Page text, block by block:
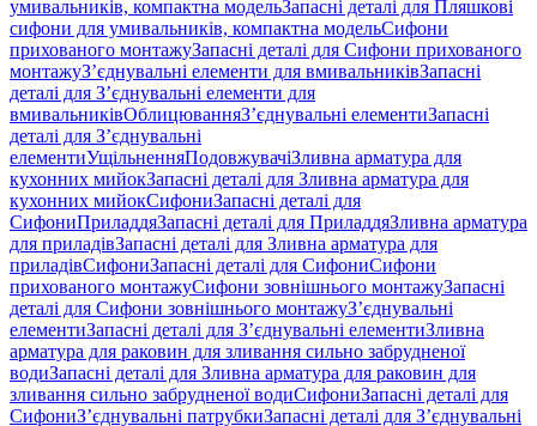
умивальників, компактна модельЗапасні деталі для Пляшкові
сифони для умивальників, компактна модельСифони
прихованого монтажуЗапасні деталі для Сифони прихованого
монтажуЗ’єднувальні елементи для вмивальниківЗапасні
деталі для З’єднувальні елементи для
вмивальниківОблицюванняЗ’єднувальні елементиЗапасні
деталі для З’єднувальні
елементиУщільненняПодовжувачіЗливна арматура для
кухонних мийокЗапасні деталі для Зливна арматура для
кухонних мийокСифониЗапасні деталі для
СифониПриладдяЗапасні деталі для ПриладдяЗливна арматура
для приладівЗапасні деталі для Зливна арматура для
приладівСифониЗапасні деталі для СифониСифони
прихованого монтажуСифони зовнішнього монтажуЗапасні
деталі для Сифони зовнішнього монтажуЗ’єднувальні
елементиЗапасні деталі для З’єднувальні елементиЗливна
арматура для раковин для зливання сильно забрудненої
водиЗапасні деталі для Зливна арматура для раковин для
зливання сильно забрудненої водиСифониЗапасні деталі для
СифониЗ’єднувальні патрубкиЗапасні деталі для З’єднувальні